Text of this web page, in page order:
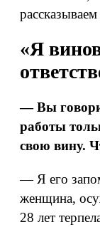
«Я
— Вы
работы
свою вину.
— Я его
женщина,
28 лет